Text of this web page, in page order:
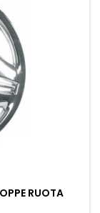
RUOTA